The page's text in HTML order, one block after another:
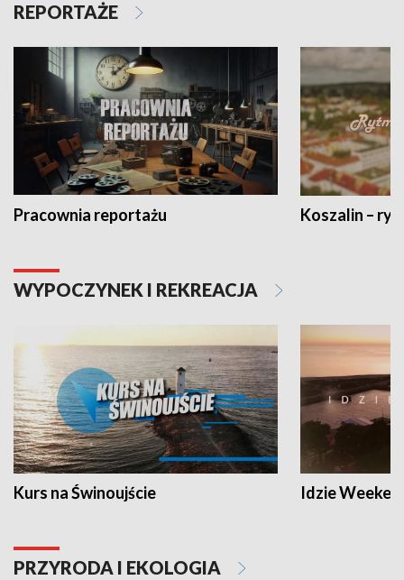
REPORTAŻE
Pracownia reportażu Koszalin –
WYPOCZYNEK I REKREACJA
Kurs na Świnoujście Idzie
PRZYRODA I EKOLOGIA